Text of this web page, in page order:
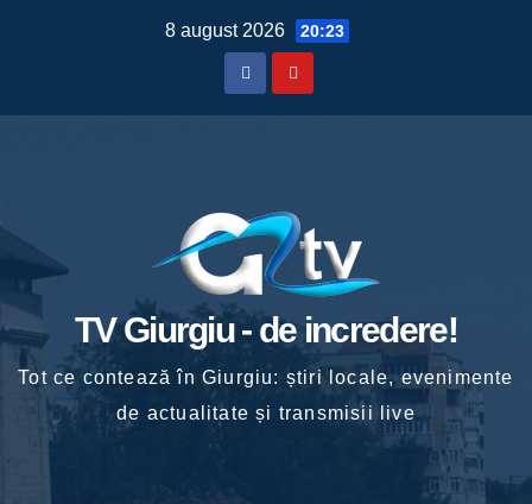
8 august 2026 20:23
TV Giurgiu - de incredere!
Tot ce contează în Giurgiu: știri locale, evenimente
de actualitate și transmisii live